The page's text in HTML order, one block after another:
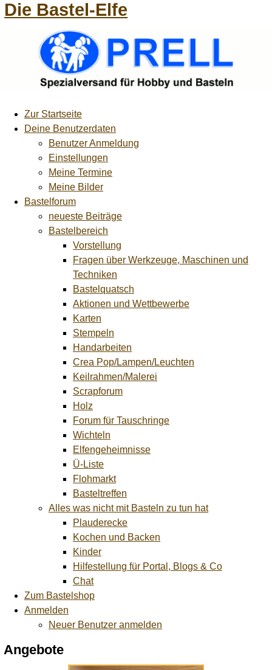
Die Bastel-Elfe
Zur Startseite
Deine Benutzerdaten
Benutzer Anmeldung
Einstellungen
Meine Termine
Meine Bilder
Bastelforum
neueste Beiträge
Bastelbereich
Vorstellung
Fragen über Werkzeuge, Maschinen und
Techniken
Bastelquatsch
Aktionen und Wettbewerbe
Karten
Stempeln
Handarbeiten
Crea Pop/Lampen/Leuchten
Keilrahmen/Malerei
Scrapforum
Holz
Forum für Tauschringe
Wichteln
Elfengeheimnisse
Ü-Liste
Flohmarkt
Basteltreffen
Alles was nicht mit Basteln zu tun hat
Plauderecke
Kochen und Backen
Kinder
Hilfestellung für Portal, Blogs & Co
Chat
Zum Bastelshop
Anmelden
Neuer Benutzer anmelden
Angebote